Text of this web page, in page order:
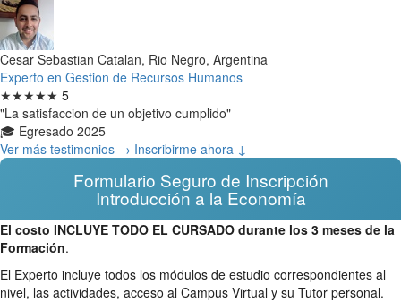
Cesar Sebastian Catalan, Rio Negro, Argentina
Experto en Gestion de Recursos Humanos
★★★★★ 5
"La satisfaccion de un objetivo cumplido"
🎓 Egresado 2025
Ver más testimonios → Inscribirme ahora ↓
Formulario Seguro de Inscripción
Introducción a la Economía
El costo INCLUYE TODO EL CURSADO durante los 3 meses de la
Formación.
El Experto incluye todos los módulos de estudio correspondientes al
nivel, las actividades, acceso al Campus Virtual y su Tutor personal.